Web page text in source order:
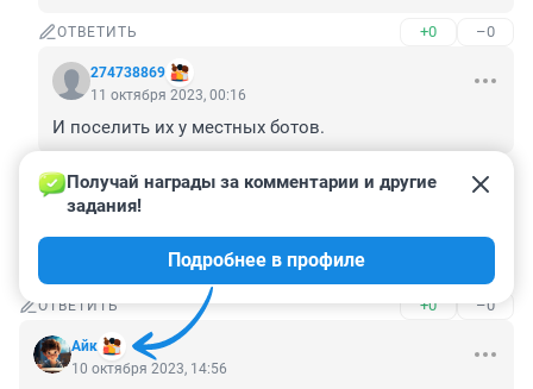
ОТВЕТИТЬ +0 –0
274738869
11 октября 2023, 00:16
И поселить их у местных ботов.
ОТВЕТИТЬ –1
Гость
ОТВЕТИТЬ +0 –0
Айк
Получай награды за комментарии и другие
задания!
Подробнее в профиле
10 октября 2023, 14:56